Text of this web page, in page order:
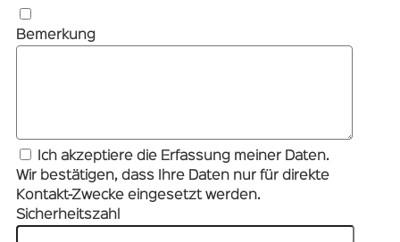
Bemerkung
Ich akzeptiere die Erfassung meiner Daten.
Wir bestätigen, dass Ihre Daten nur für direkte
Kontakt-Zwecke eingesetzt werden.
Sicherheitszahl